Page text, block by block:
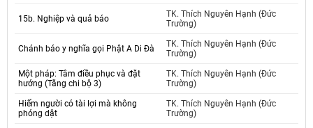
15b. Nghiệp và quả báo
TK. Thích Nguyên Hạnh (Đức
Trường)
Chánh báo y nghĩa gọi Phật A Di Đà
TK. Thích Nguyên Hạnh (Đức
Trường)
Một pháp: Tâm điều phục và đặt
hướng (Tăng chi bộ 3)
TK. Thích Nguyên Hạnh (Đức
Trường)
Hiếm người có tài lợi mà không
phóng dật
TK. Thích Nguyên Hạnh (Đức
Trường)